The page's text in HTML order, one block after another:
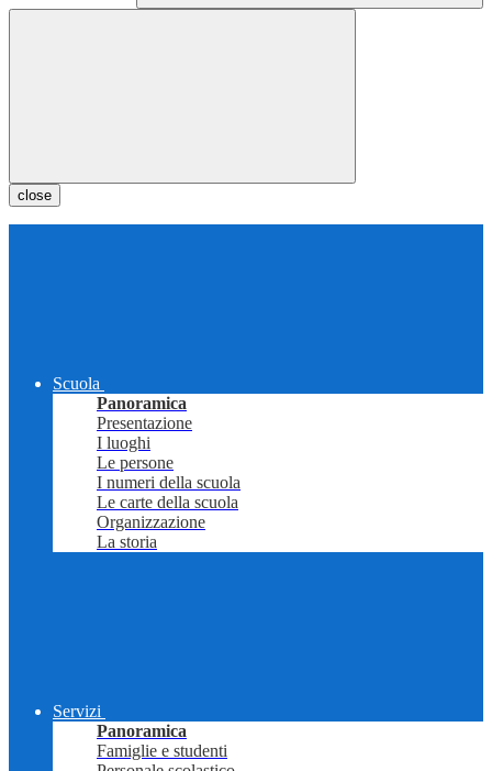
close
Scuola
Panoramica
Presentazione
I luoghi
Le persone
I numeri della scuola
Le carte della scuola
Organizzazione
La storia
Servizi
Panoramica
Famiglie e studenti